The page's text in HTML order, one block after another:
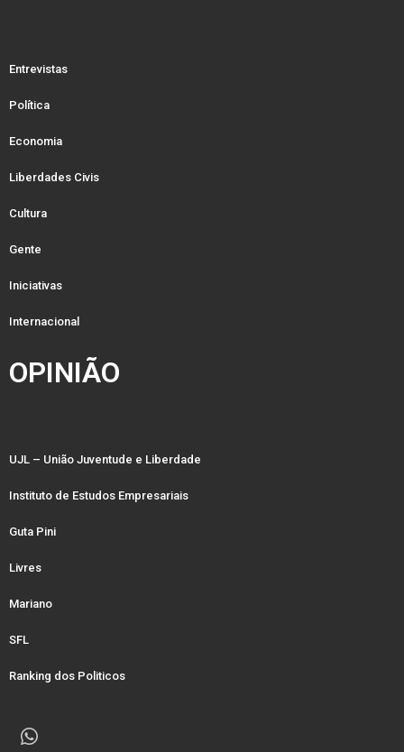
Entrevistas
Política
Economia
Liberdades Civis
Cultura
Gente
Iniciativas
Internacional
OPINIÃO
UJL – União Juventude e Liberdade
Instituto de Estudos Empresariais
Guta Pini
Livres
Mariano
SFL
Ranking dos Politicos